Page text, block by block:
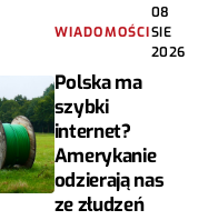
WIADOMOŚCI
08
SIE
2026
Polska ma
szybki
internet?
Amerykanie
odzierają nas
ze złudzeń